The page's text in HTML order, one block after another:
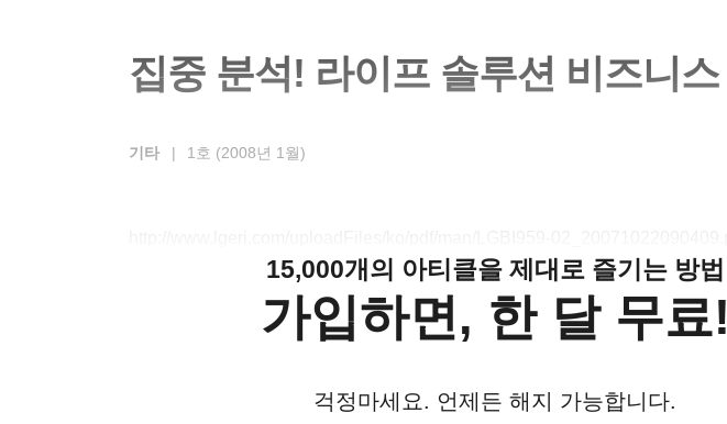
집중 분석! 라이프 솔루션 비즈니스
기타 | 1호 (2008년 1월)
15,000개의 아티클을 제대로 즐기는 방법
가입하면, 한 달 무료!
걱정마세요. 언제든 해지 가능합니다.